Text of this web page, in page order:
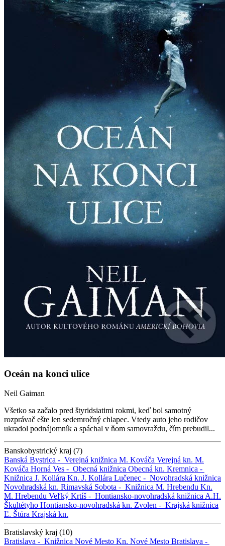
Oceán na konci ulice
Neil Gaiman
Všetko sa začalo pred štyridsiatimi rokmi, keď bol samotný
rozprávač ešte len sedemročný chlapec. Vtedy auto jeho rodičov
ukradol podnájomník a spáchal v ňom samovraždu, čím prebudil...
Banskobystrický kraj (7)
Banská Bystrica - Verejná knižnica M. Kováča Verejná kn. M.
Kováča Horná Ves - Obecná knižnica Obecná kn. Kremnica -
Knižnica J. Kollára Kn. J. Kollára Lučenec - Novohradská knižnica
Novohradská kn. Rimavská Sobota - Knižnica M. Hrebendu Kn.
M. Hrebendu Veľký Krtíš - Hontiansko-novohradská knižnica A.H.
Škultétyho Hontiansko-novohradská kn. Zvolen - Krajská knižnica
Ľ. Štúra Krajská kn.
Bratislavský kraj (10)
Bratislava - Knižnica Nové Mesto Kn. Nové Mesto Bratislava -